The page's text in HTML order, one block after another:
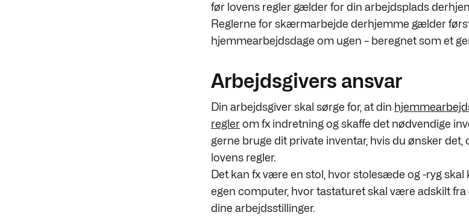
før lovens regler gælder for din arbejdsplads
Reglerne for skærmarbejde derhjemme gælder
hjemmearbejdsdage om ugen – beregnet som et
Arbejdsgivers ansvar
Din arbejdsgiver skal sørge for, at din
reglerom fx indretning og skaffe det nødvendige
gerne bruge dit private inventar, hvis du ønsker det,
lovens regler.
Det kan fx være en stol, hvor stolesæde og -ryg skal
egen computer, hvor tastaturet skal være adskilt
dine arbejdsstillinger.